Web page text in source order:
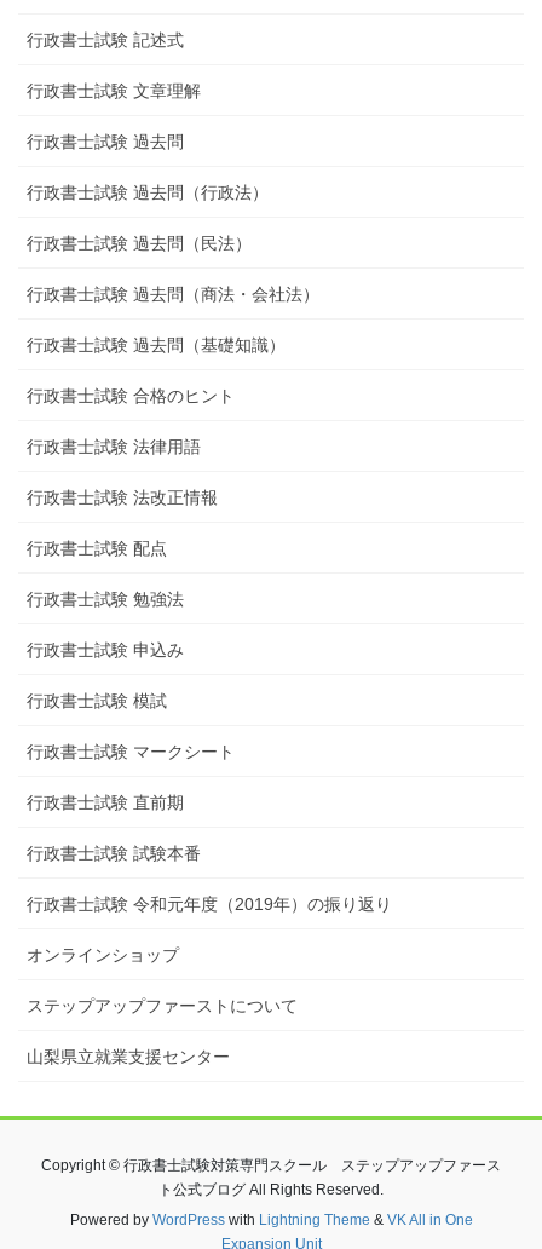
行政書士試験 記述式
行政書士試験 文章理解
行政書士試験 過去問
行政書士試験 過去問（行政法）
行政書士試験 過去問（民法）
行政書士試験 過去問（商法・会社法）
行政書士試験 過去問（基礎知識）
行政書士試験 合格のヒント
行政書士試験 法律用語
行政書士試験 法改正情報
行政書士試験 配点
行政書士試験 勉強法
行政書士試験 申込み
行政書士試験 模試
行政書士試験 マークシート
行政書士試験 直前期
行政書士試験 試験本番
行政書士試験 令和元年度（2019年）の振り返り
オンラインショップ
ステップアップファーストについて
山梨県立就業支援センター
Copyright © 行政書士試験対策専門スクール ステップアップファース
ト公式ブログ All Rights Reserved.
Powered by WordPresswith Lightning Theme & VK All in One
Expansion Unit